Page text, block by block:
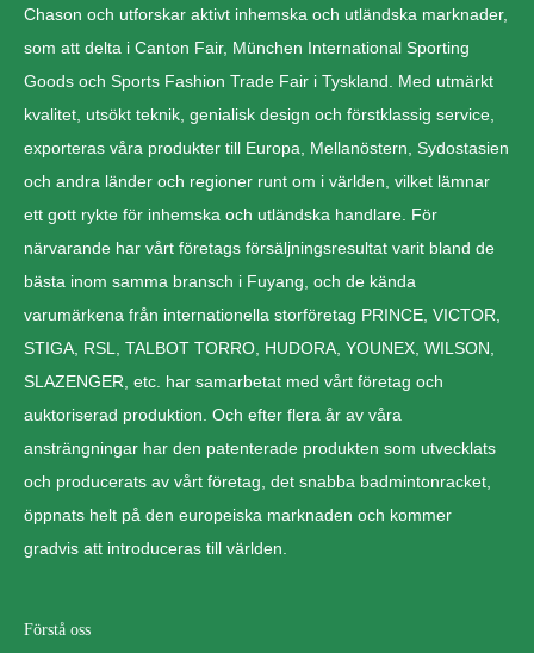
Chason och utforskar aktivt inhemska och utländska marknader,
som att delta i Canton Fair, München International Sporting
Goods och Sports Fashion Trade Fair i Tyskland. Med utmärkt
kvalitet, utsökt teknik, genialisk design och förstklassig service,
exporteras våra produkter till Europa, Mellanöstern, Sydostasien
och andra länder och regioner runt om i världen, vilket lämnar
ett gott rykte för inhemska och utländska handlare. För
närvarande har vårt företags försäljningsresultat varit bland de
bästa inom samma bransch i Fuyang, och de kända
varumärkena från internationella storföretag PRINCE, VICTOR,
STIGA, RSL, TALBOT TORRO, HUDORA, YOUNEX, WILSON,
SLAZENGER, etc. har samarbetat med vårt företag och
auktoriserad produktion. Och efter flera år av våra
ansträngningar har den patenterade produkten som utvecklats
och producerats av vårt företag, det snabba badmintonracket,
öppnats helt på den europeiska marknaden och kommer
gradvis att introduceras till världen.
Förstå oss